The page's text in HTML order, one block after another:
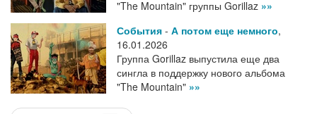
"The Mountain" группы Gorillaz »»
События - А потом еще немного,
16.01.2026
Группа Gorillaz выпустила еще два
сингла в поддержку нового альбома
"The Mountain" »»